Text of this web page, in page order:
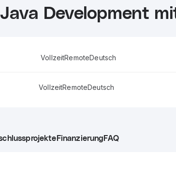
Development
VollzeitRemoteDeutsch
VollzeitRemoteDeutsch
Finanzierung FAQ